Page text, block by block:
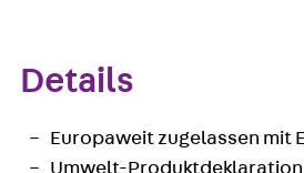
Details
Europaweit zugelassen mit